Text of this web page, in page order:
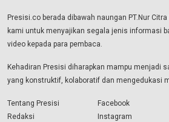
Presisi.co berada dibawah naungan PT.Nur
kami untuk menyajikan segala jenis informasi
video kepada para pembaca.
Kehadiran Presisi diharapkan mampu menjadi
yang konstruktif, kolaboratif dan mengedukasi
Tentang Presisi
Redaksi
Facebook
Instagram